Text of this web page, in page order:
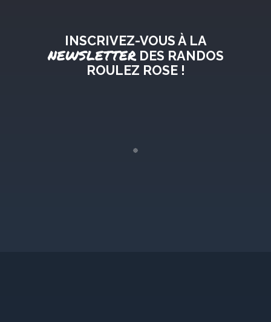
INSCRIVEZ-VOUS À LA
NEWSLETTERDES RANDOS
ROULEZ ROSE !